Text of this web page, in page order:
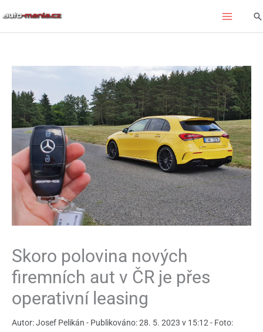
Skoro polovina nových
firemních aut v ČR je přes
operativní leasing
Autor: Josef Pelikán - Publikováno: 28. 5. 2023 v 15:12 - Foto: